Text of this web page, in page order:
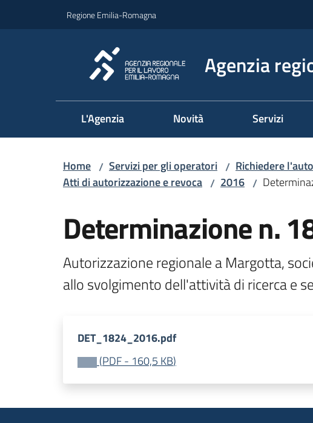
Regione Emilia-Romagna
Agenzia
L'Agenzia Novità Servizi
Home / Servizi per gli operatori / Richiedere
Atti di autorizzazione e revoca / 2016 /
Determinazione n.
Autorizzazione regionale a Margotta,
allo svolgimento dell'attività di ricerca e
DET_1824_2016.pdf
(PDF- 160,5 KB)